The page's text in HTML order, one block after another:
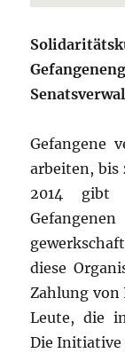
Gefangene
arbeiten, bis
2014
diese
Zahlung von
Leute, die
Die Initiative